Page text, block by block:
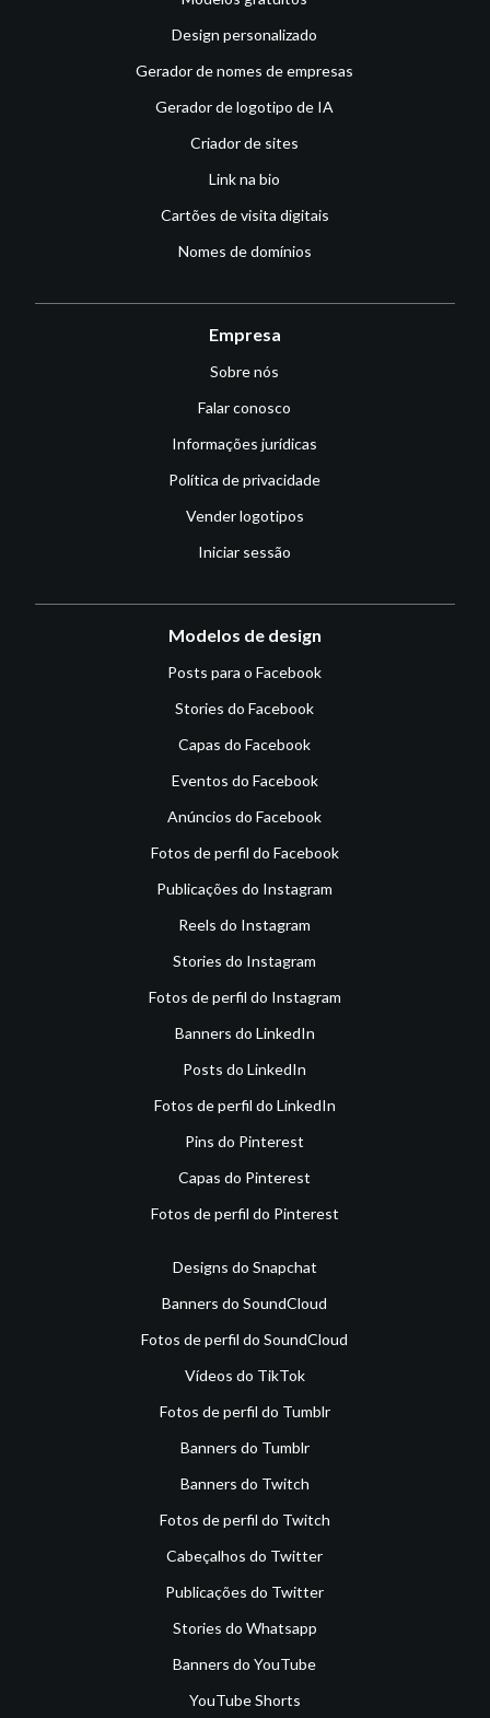
Design personalizado
Gerador de nomes de empresas
Gerador de logotipo de IA
Criador de sites
Link na bio
Cartões de visita digitais
Nomes de domínios
Empresa
Sobre nós
Falar conosco
Informações jurídicas
Política de privacidade
Vender logotipos
Iniciar sessão
Modelos de design
Posts para o Facebook
Stories do Facebook
Capas do Facebook
Eventos do Facebook
Anúncios do Facebook
Fotos de perfil do Facebook
Publicações do Instagram
Reels do Instagram
Stories do Instagram
Fotos de perfil do Instagram
Banners do LinkedIn
Posts do LinkedIn
Fotos de perfil do LinkedIn
Pins do Pinterest
Capas do Pinterest
Fotos de perfil do Pinterest
Designs do Snapchat
Banners do SoundCloud
Fotos de perfil do SoundCloud
Vídeos do TikTok
Fotos de perfil do Tumblr
Banners do Tumblr
Banners do Twitch
Fotos de perfil do Twitch
Cabeçalhos do Twitter
Publicações do Twitter
Stories do Whatsapp
Banners do YouTube
YouTube Shorts